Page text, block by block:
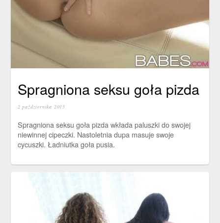
Spragniona seksu goła pizda
2 października 2015
Spragniona seksu goła pizda wkłada paluszki do swojej
niewinnej cipeczki. Nastoletnia dupa masuje swoje
cycuszki. Ładniutka goła pusia.